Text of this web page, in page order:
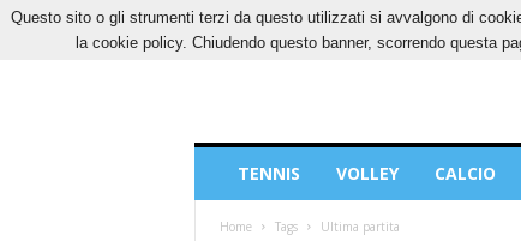
DOMENICA, 9 AGOSTO 2026 CONTATTI
Sport
TENNIS VOLLEY CALCIO
Home Tags Ultima partita
Questo sito o gli strumenti terzi da questo utilizzati si avvalgono di
la cookie policy. Chiudendo questo banner, scorrendo questa